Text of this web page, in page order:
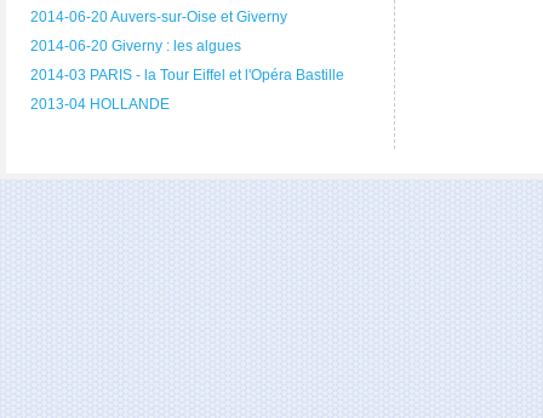
2014-06-20 Auvers-sur-Oise et Giverny
2014-06-20 Giverny : les algues
2014-03 PARIS - la Tour Eiffel et l'Opéra Bastille
2013-04 HOLLANDE